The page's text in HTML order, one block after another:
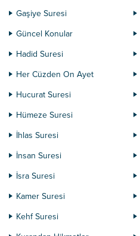
Gaşiye Suresi
Güncel Konular
Hadid Suresi
Her Cüzden On Ayet
Hucurat Suresi
Hümeze Suresi
İhlas Suresi
İnsan Suresi
İsra Suresi
Kamer Suresi
Kehf Suresi